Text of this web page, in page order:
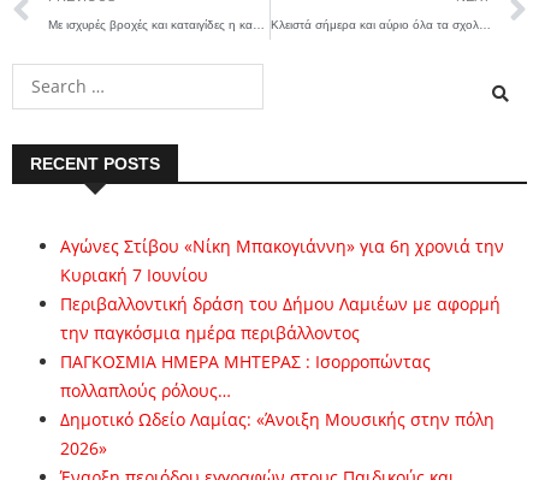
Κλειστά σήμερα και αύριο όλα τα σχολεία στο Δήμο Λαμιέων λόγω επικίνδυνων καιρικών φαινομένων
RECENT POSTS
Αγώνες Στίβου «Νίκη Μπακογιάννη» για 6η χρονιά την
Κυριακή 7 Ιουνίου
Περιβαλλοντική δράση του Δήμου Λαμιέων με αφορμή
την παγκόσμια ημέρα περιβάλλοντος
ΠΑΓΚΟΣΜΙΑ ΗΜΕΡΑ ΜΗΤΕΡΑΣ : Ισορροπώντας
πολλαπλούς ρόλους…
Δημοτικό Ωδείο Λαμίας: «Άνοιξη Μουσικής στην πόλη
2026»